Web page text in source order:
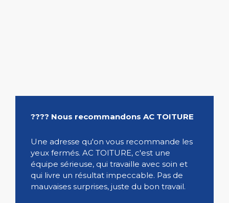
???? Nous recommandons AC TOITURE
Une adresse qu'on vous recommande les
yeux fermés. AC TOITURE, c'est une
équipe sérieuse, qui travaille avec soin et
qui livre un résultat impeccable. Pas de
mauvaises surprises, juste du bon travail.